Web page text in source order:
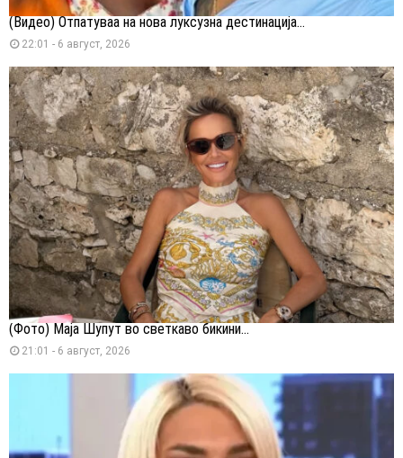
(Видео) Отпатуваа на нова луксузна дестинација...
22:01 - 6 август, 2026
(Фото) Маја Шупут во светкаво бикини...
21:01 - 6 август, 2026